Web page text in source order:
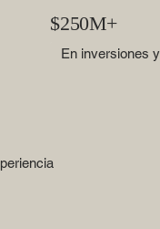
En inversiones
$250M+